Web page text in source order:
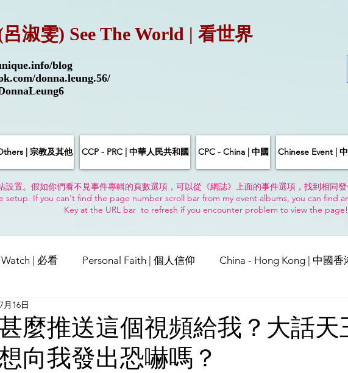
淑雯) See The World | 看世界
blog
donna.leung.56/
| 宗教及其他 CCP - PRC | 中華人民共和國 CPC - China | 中國 Chinese Event |
設置。假如你們看不見事件專輯的頁數選項，可以從《網誌》上面的事件選項，找到相同
If you can't find the page number scroll bar from my event albums, you can find
Key at the URL bar to refresh if you encounter problem to view the
| 必看 Personal Faith | 個人信仰 China - Hong Kong | 中國香
| 中國臺灣
| 撒旦集團 USA | 美國 Pandemic & Health | 流行病 & 健康
麼推送這個視頻給我？大話天
向我發出恐嚇嗎？
月16日